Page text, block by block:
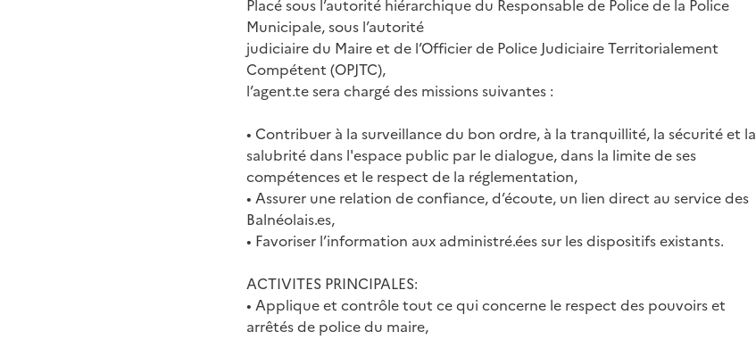
Placé sous l’autorité hiérarchique du Responsable de Police de la Police
Municipale, sous l’autorité
judiciaire du Maire et de l’Officier de Police Judiciaire Territorialement
Compétent (OPJTC),
l’agent.te sera chargé des missions suivantes :
• Contribuer à la surveillance du bon ordre, à la tranquillité, la sécurité et la
salubrité dans l'espace public par le dialogue, dans la limite de ses
compétences et le respect de la réglementation,
• Assurer une relation de confiance, d’écoute, un lien direct au service des
Balnéolais.es,
• Favoriser l’information aux administré.ées sur les dispositifs existants.
ACTIVITES PRINCIPALES:
• Applique et contrôle tout ce qui concerne le respect des pouvoirs et
arrêtés de police du maire,